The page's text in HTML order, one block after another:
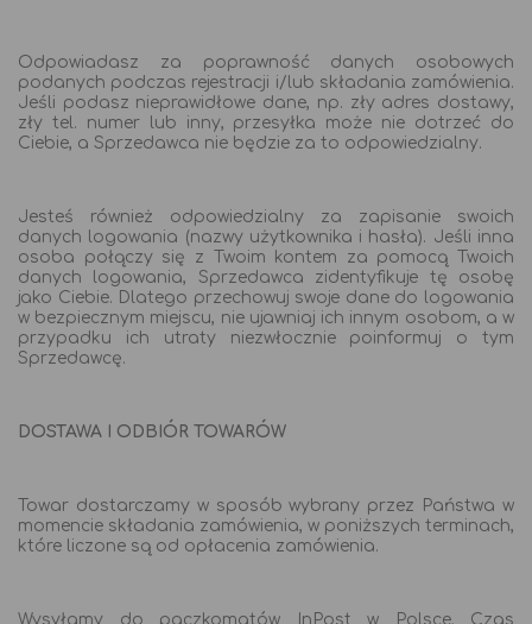
Odpowiadasz za poprawność danych osobowych
podanych podczas rejestracji i/lub składania zamówienia.
Jeśli podasz nieprawidłowe dane, np. zły adres dostawy,
zły tel. numer lub inny, przesyłka może nie dotrzeć do
Ciebie, a Sprzedawca nie będzie za to odpowiedzialny.
Jesteś również odpowiedzialny za zapisanie swoich
danych logowania (nazwy użytkownika i hasła). Jeśli inna
osoba połączy się z Twoim kontem za pomocą Twoich
danych logowania, Sprzedawca zidentyfikuje tę osobę
jako Ciebie. Dlatego przechowuj swoje dane do logowania
w bezpiecznym miejscu, nie ujawniaj ich innym osobom, a w
przypadku ich utraty niezwłocznie poinformuj o tym
Sprzedawcę.
DOSTAWA I ODBIÓR TOWARÓW
Towar dostarczamy w sposób wybrany przez Państwa w
momencie składania zamówienia, w poniższych terminach,
które liczone są od opłacenia zamówienia.
Wysyłamy do paczkomatów InPost w Polsce. Czas